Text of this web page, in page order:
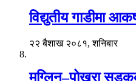
विद्युतीय गाडीमा
२२ बैशाख २०८१, शनिबार
मुग्लिन–पोखरा